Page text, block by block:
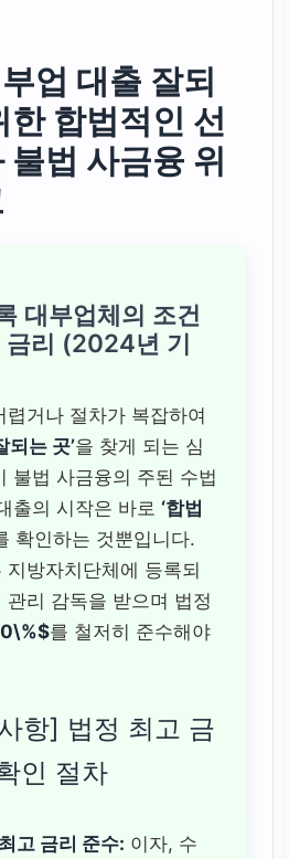
업 대출 잘되
한 합법적인 선
불법 사금융 위
대부업체의 조건
금리 (2024년 기
렵거나 절차가 복잡하여
되는 곳’을 찾게 되는 심
불법 사금융의 주된 수법
출의 시작은 바로 ‘합법
확인하는 것뿐입니다.
방자치단체에 등록되
관리 감독을 받으며 법정
를 철저히 준수해야
항] 법정 최고 금
인 절차
고 금리 준수: 이자, 수